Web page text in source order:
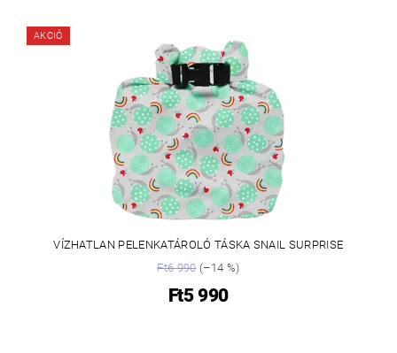
AKCIÓ
VÍZHATLAN PELENKATÁROLÓ TÁSKA SNAIL SURPRISE
Ft6 990(–14 %)
Ft5 990